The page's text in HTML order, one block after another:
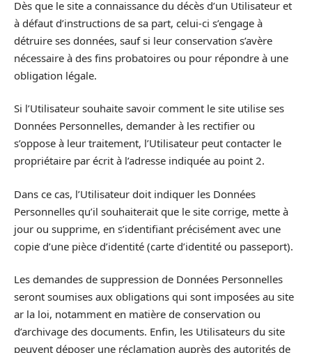
Dès que le site a connaissance du décès d’un Utilisateur et
à défaut d’instructions de sa part, celui-ci s’engage à
détruire ses données, sauf si leur conservation s’avère
nécessaire à des fins probatoires ou pour répondre à une
obligation légale.
Si l’Utilisateur souhaite savoir comment le site utilise ses
Données Personnelles, demander à les rectifier ou
s’oppose à leur traitement, l’Utilisateur peut contacter le
propriétaire par écrit à l’adresse indiquée au point 2.
Dans ce cas, l’Utilisateur doit indiquer les Données
Personnelles qu’il souhaiterait que le site corrige, mette à
jour ou supprime, en s’identifiant précisément avec une
copie d’une pièce d’identité (carte d’identité ou passeport).
Les demandes de suppression de Données Personnelles
seront soumises aux obligations qui sont imposées au site
ar la loi, notamment en matière de conservation ou
d’archivage des documents. Enfin, les Utilisateurs du site
peuvent déposer une réclamation auprès des autorités de